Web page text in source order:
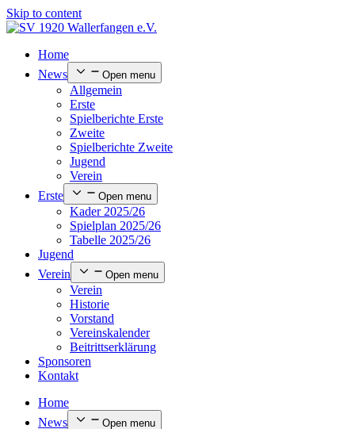
Skip to content
Home
News
Open menu
Allgemein
Erste
Spielberichte Erste
Zweite
Spielberichte Zweite
Jugend
Verein
Erste
Open menu
Kader 2025/26
Spielplan 2025/26
Tabelle 2025/26
Jugend
Verein
Open menu
Verein
Historie
Vorstand
Vereinskalender
Beitrittserklärung
Sponsoren
Kontakt
Home
News
Open menu